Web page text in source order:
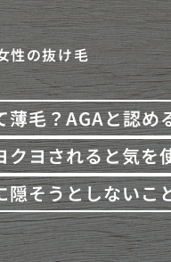
性の抜け毛
薄毛？AGAと認め
クヨされると気を
隠そうとしないこ